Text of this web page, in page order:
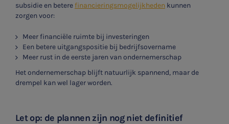
subsidie en beterefinancieringsmogelijkheden kunnen
zorgen voor:
Meer financiële ruimte bij investeringen
Een betere uitgangspositie bij bedrijfsovername
Meer rust in de eerste jaren van ondernemerschap
Het ondernemerschap blijft natuurlijk spannend, maar de
drempel kan wel lager worden.
Let op: de plannen zijn nog niet definitief